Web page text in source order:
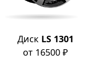
Диск LS 1301
от 16500 ₽